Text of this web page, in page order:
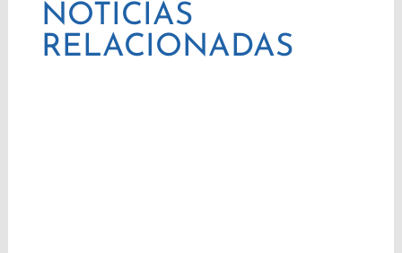
NOTICIAS
RELACIONADAS